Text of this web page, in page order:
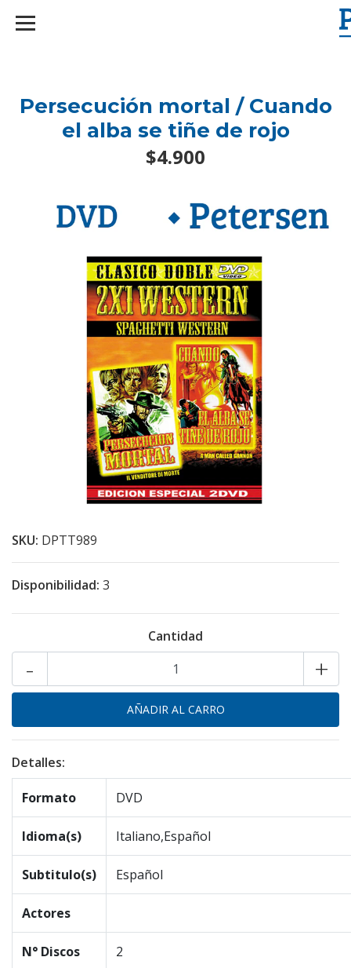
Persecución mortal / Cuando
el alba se tiñe de rojo
$4.900
SKU: DPTT989
Disponibilidad: 3
Cantidad
+
-
Detalles:
Formato DVD
Idioma(s) Italiano,Español
Subtitulo(s) Español
Actores
N° Discos 2